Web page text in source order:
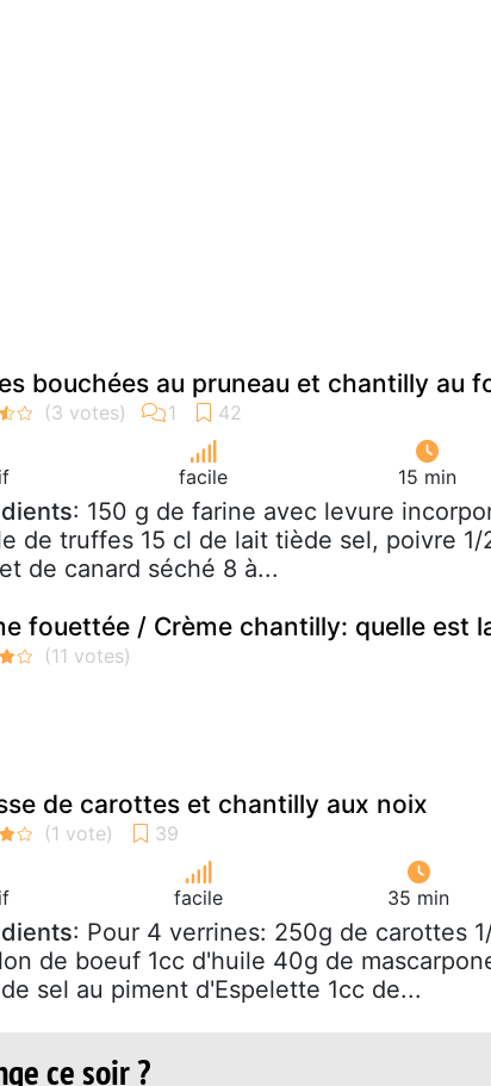
bouchées au pruneau et chantilly au
facile 15 min
: 150 g de farine avec levure
de truffes 15 cl de lait tiède sel, poivre
de canard séché 8 à...
fouettée / Crème chantilly: quelle est
de carottes et chantilly aux noix
facile 35 min
: Pour 4 verrines: 250g de carottes
de boeuf 1cc d'huile 40g de
sel au piment d'Espelette 1cc de...
ce soir ?